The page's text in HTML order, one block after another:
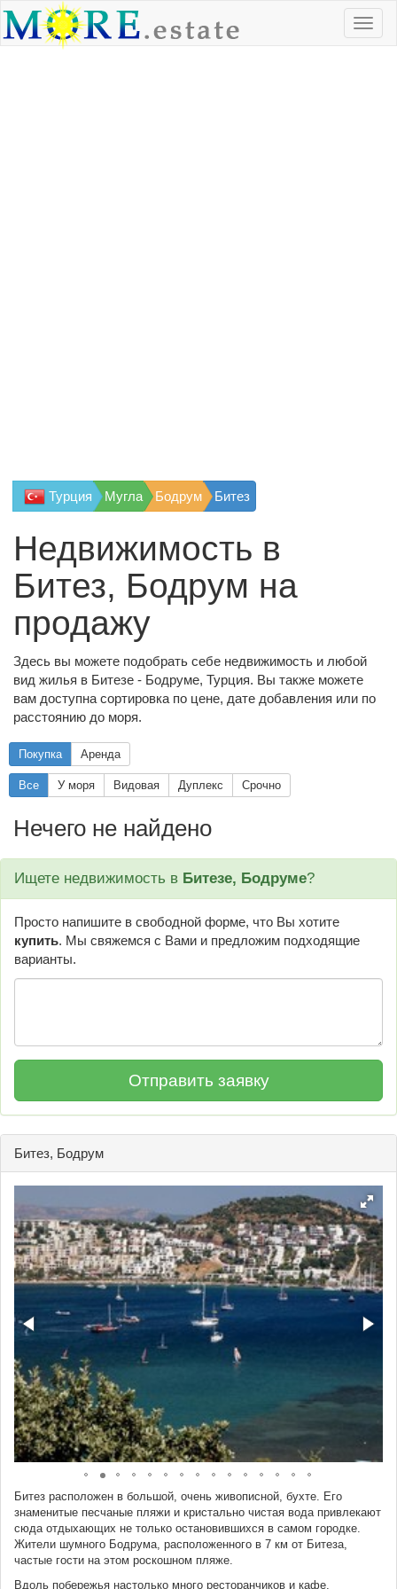
Турция Мугла Бодрум Битез
Недвижимость в
Битез, Бодрум на
продажу
Здесь вы можете подобрать себе недвижимость и любой
вид жилья в Битезе - Бодруме, Турция. Вы также можете
вам доступна сортировка по цене, дате добавления или по
расстоянию до моря.
Покупка Аренда
Все У моря Видовая Дуплекс Срочно
Нечего не найдено
Ищете недвижимость в Битезе, Бодруме?
Просто напишите в свободной форме, что Вы хотите
купить. Мы свяжемся с Вами и предложим подходящие
варианты.
Битез, Бодрум
Битез расположен в большой, очень живописной, бухте. Его
знаменитые песчаные пляжи и кристально чистая вода привлекают
сюда отдыхающих не только остановившихся в самом городке.
Жители шумного Бодрума, расположенного в 7 км от Битеза,
частые гости на этом роскошном пляже.
Вдоль побережья настолько много ресторанчиков и кафе,